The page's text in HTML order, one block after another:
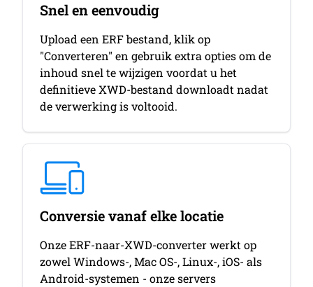
Snel en eenvoudig
Upload een ERF bestand, klik op
"Converteren" en gebruik extra opties om de
inhoud snel te wijzigen voordat u het
definitieve XWD-bestand downloadt nadat
de verwerking is voltooid.
Conversie vanaf elke locatie
Onze ERF-naar-XWD-converter werkt op
zowel Windows-, Mac OS-, Linux-, iOS- als
Android-systemen - onze servers